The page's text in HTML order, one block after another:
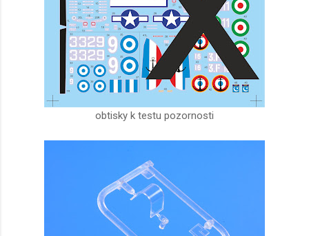
obtisky k testu pozornosti